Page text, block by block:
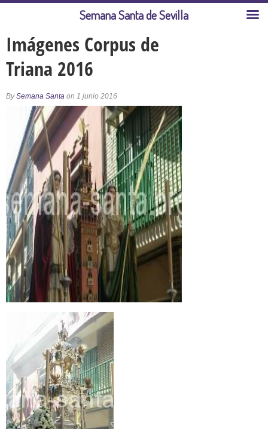
Imágenes Corpus de
Triana 2016
BySemana Santa on 1 junio 2016
Semana Santa de Sevilla